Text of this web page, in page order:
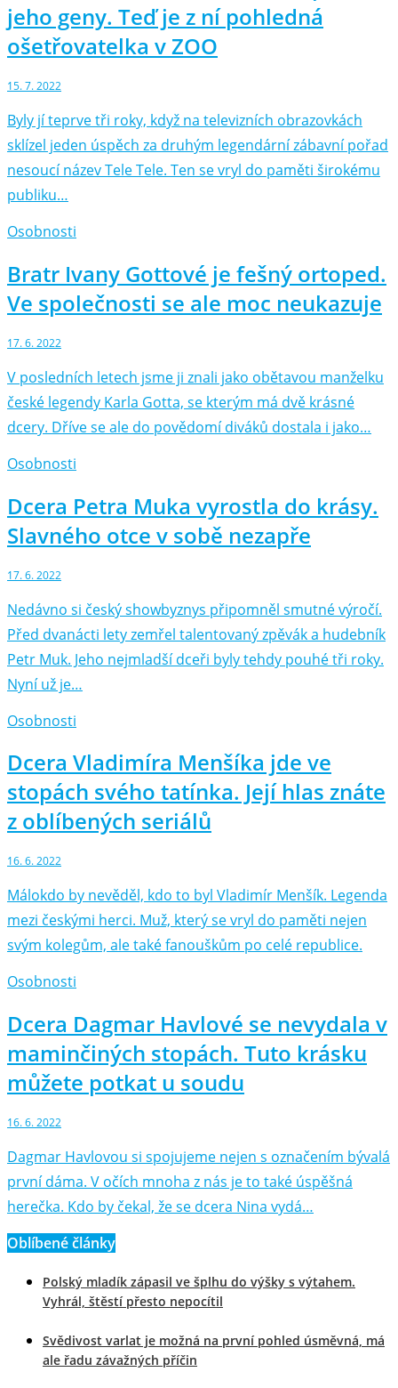
jeho geny. Teď je z ní pohledná
ošetřovatelka v ZOO
15. 7. 2022
Byly jí teprve tři roky, když na televizních obrazovkách
sklízel jeden úspěch za druhým legendární zábavní pořad
nesoucí název Tele Tele. Ten se vryl do paměti širokému
publiku…
Osobnosti
Bratr Ivany Gottové je fešný ortoped.
Ve společnosti se ale moc neukazuje
17. 6. 2022
V posledních letech jsme ji znali jako obětavou manželku
české legendy Karla Gotta, se kterým má dvě krásné
dcery. Dříve se ale do povědomí diváků dostala i jako…
Osobnosti
Dcera Petra Muka vyrostla do krásy.
Slavného otce v sobě nezapře
17. 6. 2022
Nedávno si český showbyznys připomněl smutné výročí.
Před dvanácti lety zemřel talentovaný zpěvák a hudebník
Petr Muk. Jeho nejmladší dceři byly tehdy pouhé tři roky.
Nyní už je…
Osobnosti
Dcera Vladimíra Menšíka jde ve
stopách svého tatínka. Její hlas znáte
z oblíbených seriálů
16. 6. 2022
Málokdo by nevěděl, kdo to byl Vladimír Menšík. Legenda
mezi českými herci. Muž, který se vryl do paměti nejen
svým kolegům, ale také fanouškům po celé republice.
Osobnosti
Dcera Dagmar Havlové se nevydala v
maminčiných stopách. Tuto krásku
můžete potkat u soudu
16. 6. 2022
Dagmar Havlovou si spojujeme nejen s označením bývalá
první dáma. V očích mnoha z nás je to také úspěšná
herečka. Kdo by čekal, že se dcera Nina vydá…
Oblíbené články
Polský mladík zápasil ve šplhu do výšky s výtahem.
Vyhrál, štěstí přesto nepocítil
Svědivost varlat je možná na první pohled úsměvná, má
ale řadu závažných příčin